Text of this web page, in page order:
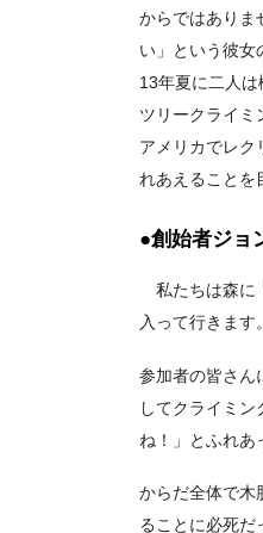
からではありま
い」という彼女
13年夏に二人は
ツリークライミ
アメリカでレク
れあえることを
●創始者ジョ
私たちは森に
入って行きます
参加者の皆さん
してクライミ
ね！」とふれあ
からだ全体で木
ることに必死だ